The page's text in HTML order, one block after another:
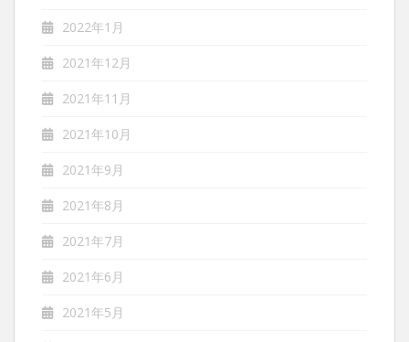
2022年1月
2021年12月
2021年11月
2021年10月
2021年9月
2021年8月
2021年7月
2021年6月
2021年5月